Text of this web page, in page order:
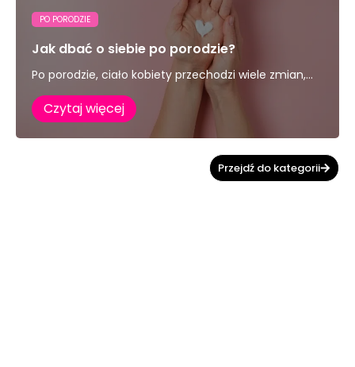
PO PORODZIE
Jak dbać o siebie po porodzie?
Po porodzie, ciało kobiety przechodzi wiele zmian,...
Czytaj więcej
Przejdź do kategorii